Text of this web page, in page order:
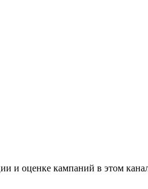
и оценке кампаний в этом